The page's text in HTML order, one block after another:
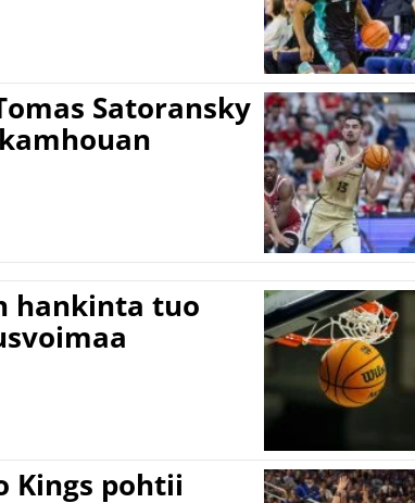
Satoransky
hankinta tuo
Kings pohtii